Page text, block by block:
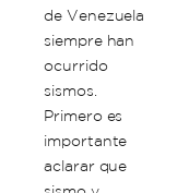
de Venezuela
siempre han
ocurrido
sismos.
Primero es
importante
aclarar que